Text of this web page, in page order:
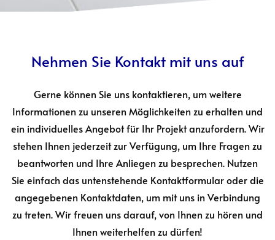
Nehmen Sie Kontakt mit uns auf
Gerne können Sie uns kontaktieren, um weitere
Informationen zu unseren Möglichkeiten zu erhalten und
ein individuelles Angebot für Ihr Projekt anzufordern. Wir
stehen Ihnen jederzeit zur Verfügung, um Ihre Fragen zu
beantworten und Ihre Anliegen zu besprechen. Nutzen
Sie einfach das untenstehende Kontaktformular oder die
angegebenen Kontaktdaten, um mit uns in Verbindung
zu treten. Wir freuen uns darauf, von Ihnen zu hören und
Ihnen weiterhelfen zu dürfen!